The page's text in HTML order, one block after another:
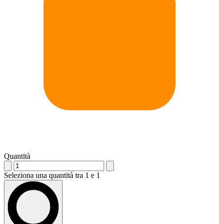
Quantità
Seleziona una quantità tra 1 e 1